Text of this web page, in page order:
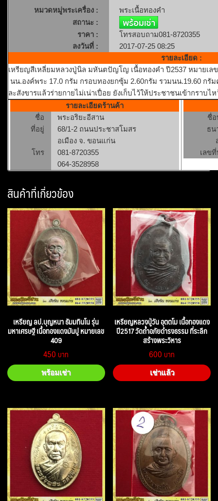
หมวดหมู่พระเครื่อง :
พระเนื้อทองคำ
สถานะ :
ราคา :
โทรสอบถาม081-8720355
ลงวันที่ :
2017-07-25 08:25
รายละเอียด :
เหรียญสีเหลี่ยมหลวงปู่นิล มหันตปัญโญ เนื้อทองคำ ปี2537 หมายเ
นน.องค์พระ 17.0 กรัม กรอบทองยกซุ้ม 2.60กรัม รวมนน.19.60 ก
ละสังขารแล้วร่ายกายไม่เน่าเปื่อย ยังเก็บไว้ให้ประชาชนเข้ากราบไ
รายละเอียดร้านค้า
ชื่อ
พระอริยะอีสาน
ที่อยู่
68/1-2 ถนนประชาสโมสร
อเมือง จ. ขอนแก่น
โทร
081-8720355
064-3528958
ชื่
ธน
เลข
สินค้าที่เกี่ยวข้อง
เหรียญ ลป.บุญหนา ธัมมทินโน รุ่น
มหาเศรษฐี เนื้อทองแดงมันปู หมายเลข
409
450
พร้อมเช่า
เหรียญหลวงปู่วัน อุตตโม เนื้อทองแดง
ปี2517 วัดถ้ำอภัยดำรงธรรม ที่ระลึก
สร้างพระวิหาร
600
เช่าแล้ว